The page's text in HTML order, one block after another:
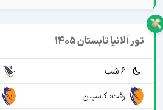
تور آلانیا تابستان 1405
6 شب
رفت: کاسپین